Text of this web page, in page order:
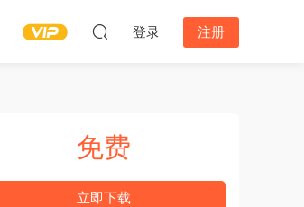
登录 注册
免费
立即下载